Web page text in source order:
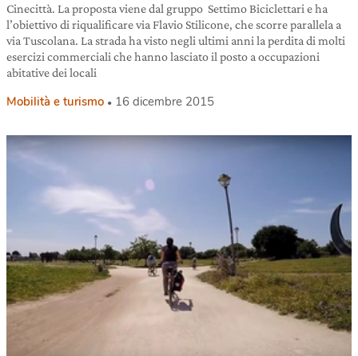
Cinecittà. La proposta viene dal gruppo Settimo Biciclettari e ha
l’obiettivo di riqualificare via Flavio Stilicone, che scorre parallela a
via Tuscolana. La strada ha visto negli ultimi anni la perdita di molti
esercizi commerciali che hanno lasciato il posto a occupazioni
abitative dei locali
Mobilità e turismo 16 dicembre 2015